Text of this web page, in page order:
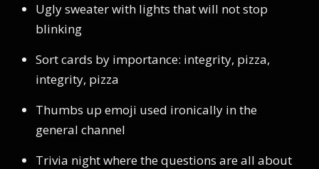
Ugly sweater with lights that will not stop
blinking
Sort cards by importance: integrity, pizza,
integrity, pizza
Thumbs up emoji used ironically in the
general channel
Trivia night where the questions are all about